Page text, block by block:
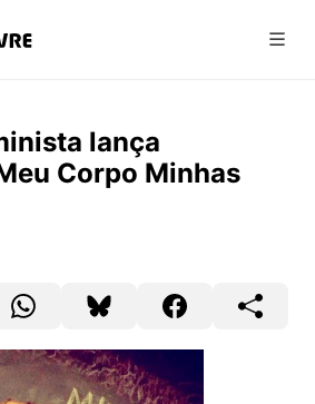
lança
Corpo Minhas